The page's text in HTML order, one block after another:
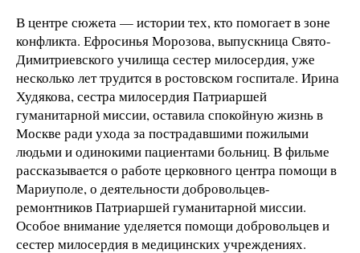
В центре сюжета — истории тех, кто помогает в зоне
конфликта. Ефросинья Морозова, выпускница Свято-
Димитриевского училища сестер милосердия, уже
несколько лет трудится в ростовском госпитале. Ирина
Худякова, сестра милосердия Патриаршей
гуманитарной миссии, оставила спокойную жизнь в
Москве ради ухода за пострадавшими пожилыми
людьми и одинокими пациентами больниц. В фильме
рассказывается о работе церковного центра помощи в
Мариуполе, о деятельности добровольцев-
ремонтников Патриаршей гуманитарной миссии.
Особое внимание уделяется помощи добровольцев и
сестер милосердия в медицинских учреждениях.